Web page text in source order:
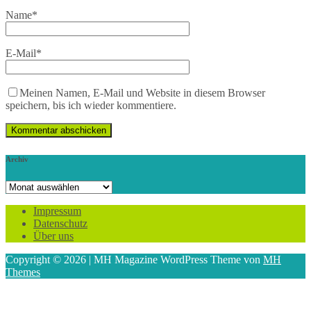
Name*
E-Mail*
Meinen Namen, E-Mail und Website in diesem Browser
speichern, bis ich wieder kommentiere.
Archiv
Archiv
Impressum
Datenschutz
Über uns
Copyright © 2026 | MH Magazine WordPress Theme von MH
Themes